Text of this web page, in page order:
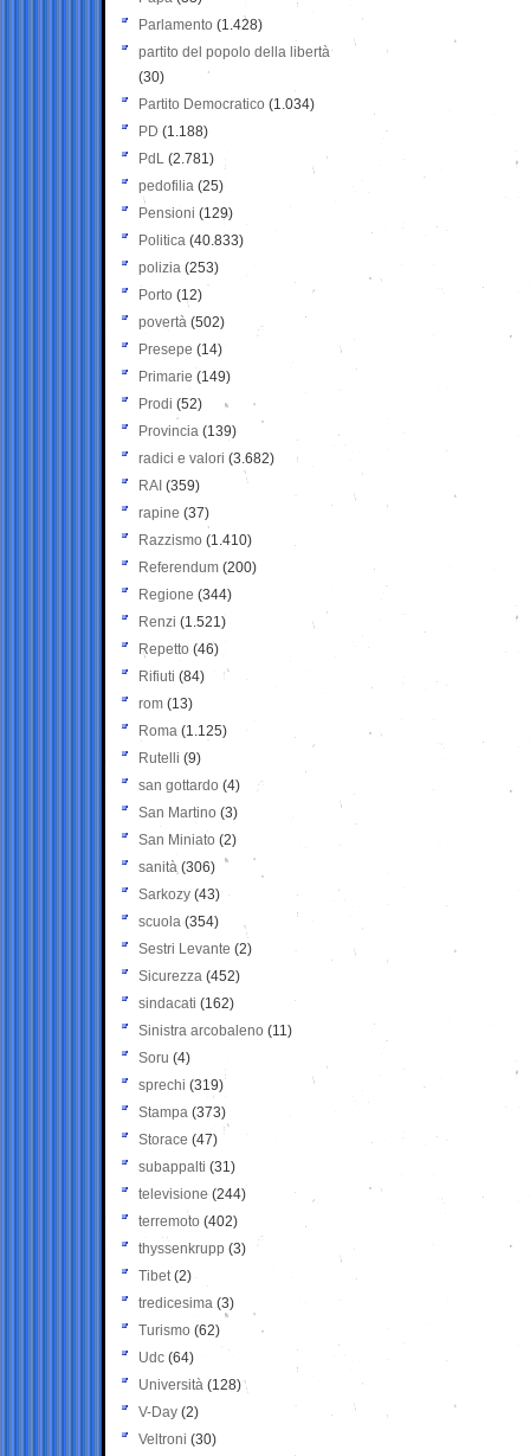
Parlamento (1.428)
partito del popolo della libertà
(30)
Partito Democratico (1.034)
PD (1.188)
PdL (2.781)
pedofilia (25)
Pensioni (129)
Politica (40.833)
polizia (253)
Porto (12)
povertà (502)
Presepe (14)
Primarie (149)
Prodi (52)
Provincia (139)
radici e valori (3.682)
RAI (359)
rapine (37)
Razzismo (1.410)
Referendum (200)
Regione (344)
Renzi (1.521)
Repetto (46)
Rifiuti (84)
rom (13)
Roma (1.125)
Rutelli (9)
san gottardo (4)
San Martino (3)
San Miniato (2)
sanità (306)
Sarkozy (43)
scuola (354)
Sestri Levante (2)
Sicurezza (452)
sindacati (162)
Sinistra arcobaleno (11)
Soru (4)
sprechi (319)
Stampa (373)
Storace (47)
subappalti (31)
televisione(244)
terremoto (402)
thyssenkrupp (3)
Tibet(2)
tredicesima (3)
Turismo (62)
Udc (64)
Università (128)
V-Day (2)
Veltroni (30)